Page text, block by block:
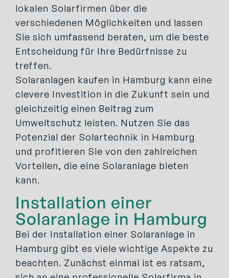
lokalen Solarfirmen über die
verschiedenen Möglichkeiten und lassen
Sie sich umfassend beraten, um die beste
Entscheidung für Ihre Bedürfnisse zu
treffen.
Solaranlagen kaufen in Hamburg kann eine
clevere Investition in die Zukunft sein und
gleichzeitig einen Beitrag zum
Umweltschutz leisten. Nutzen Sie das
Potenzial der Solartechnik in Hamburg
und profitieren Sie von den zahlreichen
Vorteilen, die eine Solaranlage bieten
kann.
Installation einer
Solaranlage in Hamburg
Bei der Installation einer Solaranlage in
Hamburg gibt es viele wichtige Aspekte zu
beachten. Zunächst einmal ist es ratsam,